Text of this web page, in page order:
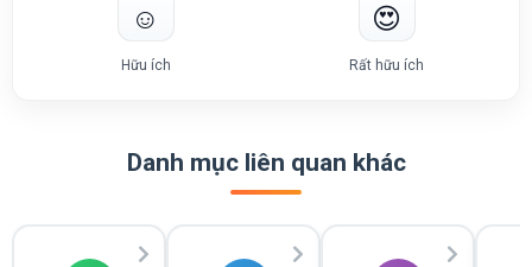
☺️
Hữu ích
😍
Rất hữu ích
Danh mục liên quan khác